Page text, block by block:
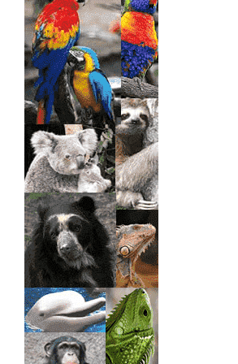
>> Ingresar YA a este tutorial
Matemáticas Básicas y
Elementales
Matemáticas
Elementales [Ingresar]
Ver/Ocultar temario
La numeración Ξ Los números Ξ El